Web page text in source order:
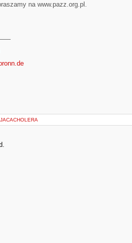
na www.pazz.org.pl.